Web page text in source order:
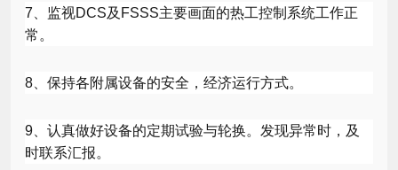
7 、监视DCS及 FSSS主要画面的热工控制系统工作正
常。
8 、保持各附属设备的安全，经济运行方式。
9 、认真做好设备的定期试验与轮换。发现异常时，及
时联系汇报。